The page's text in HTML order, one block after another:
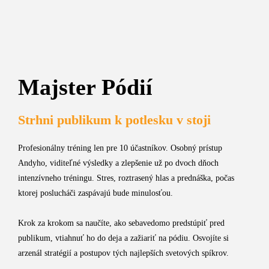
Majster Pódií
Strhni publikum k potlesku v stoji
Profesionálny tréning len pre 10 účastníkov. Osobný prístup
Andyho, viditeľné výsledky a zlepšenie už po dvoch dňoch
intenzívneho tréningu. Stres, roztrasený hlas a prednáška, počas
ktorej poslucháči zaspávajú bude minulosťou.
Krok za krokom sa naučíte, ako sebavedomo predstúpiť pred
publikum, vtiahnuť ho do deja a zažiariť na pódiu. Osvojíte si
arzenál stratégií a postupov tých najlepších svetových spíkrov.